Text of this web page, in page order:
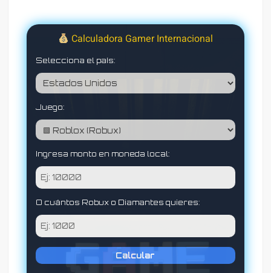
Calculadora Gamer Internacional
Selecciona el país:
Juego:
Ingresa monto en moneda local:
O cuántos Robux o Diamantes quieres:
Calcular